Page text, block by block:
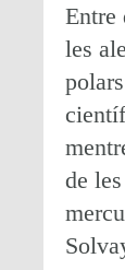
Entre
les
de